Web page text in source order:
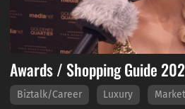
Awards / Shopping Guide
Biztalk/Career Luxury